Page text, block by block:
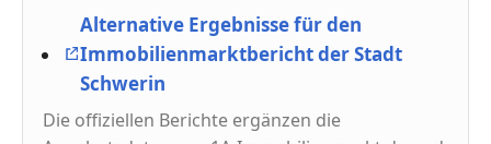
Alternative Ergebnisse für den
Immobilienmarktbericht der Stadt
Schwerin
Die offiziellen Berichte ergänzen die